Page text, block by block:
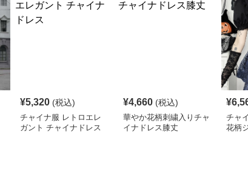
¥5,320 (税込)
チャイナ服 レトロエレ
ガント チャイナドレス
¥4,660 (税込)
華やか花柄刺繍入りチャ
イナドレス膝丈
¥
チャ
花柄